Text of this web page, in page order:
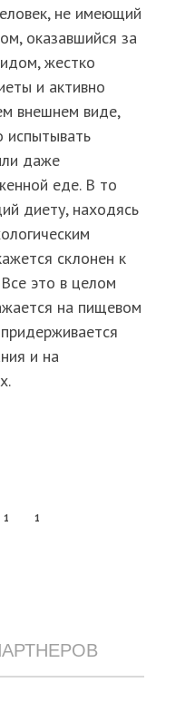
не имеющий
оказавшийся за
жестко
и активно
внешнем виде,
испытывать
даже
еде. В то
диету, находясь
склонен к
это в целом
на пищевом
и на
1 1